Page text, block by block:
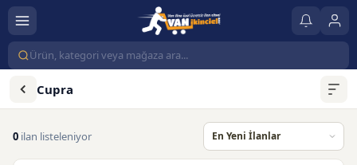
Cupra
0 ilan listeleniyor